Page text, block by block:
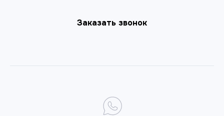
Заказать звонок